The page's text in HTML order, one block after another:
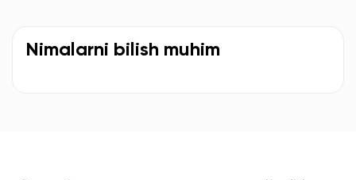
Nimalarni bilish muhim